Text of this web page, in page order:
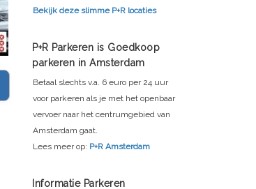
Bekijk deze slimme P+R locaties
P+R Parkeren is Goedkoop
parkeren in Amsterdam
Betaal slechts v.a. 6 euro per 24 uur
voor parkeren als je met het openbaar
vervoer naar het centrumgebied van
Amsterdam gaat.
Lees meer op: P+R Amsterdam
Informatie Parkeren